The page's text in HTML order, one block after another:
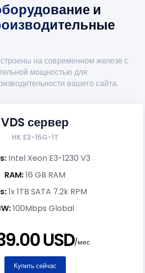
и
на современном железе с
мощностью для
вашего сайта.
VDS сервер
HK E3-16G-1T
Intel Xeon E3-1230 V3
RAM:16 GB RAM
1x 1TB SATA 7.2k RPM
100Mbps Global
USD/мес
Купить сейчас